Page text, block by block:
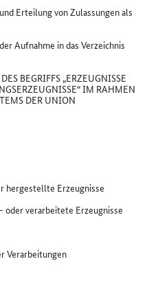
Erteilung von Zulassungen als
Aufnahme in das Verzeichnis
BEGRIFFS „ERZEUGNISSE
IM RAHMEN
DER UNION
hergestellte Erzeugnisse
oder verarbeitete Erzeugnisse
Verarbeitungen